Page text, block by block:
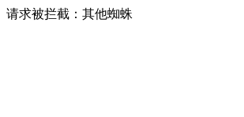
请求被拦截：其他蜘蛛